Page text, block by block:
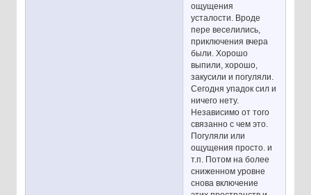
ощущения
усталости. Вроде
пере веселились,
приключения вчера
были. Хорошо
выпили, хорошо,
закусили и погуляли.
Сегодня упадок сил и
ничего нету.
Независимо от того
связанно с чем это.
Погуляли или
ощущения просто. и
т.п. Потом на более
сниженном уровне
снова включение